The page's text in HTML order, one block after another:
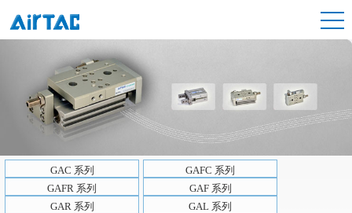
GAC 系列
GAFC 系列
GAFR 系列
GAF 系列
GAR 系列
GAL 系列